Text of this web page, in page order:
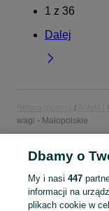
1 z 36
Dalej
wagi - Małopolskie
POLSKA »
KATEGORIA
Dbamy o
My i nasi 447
informacji na
plikach cookie w